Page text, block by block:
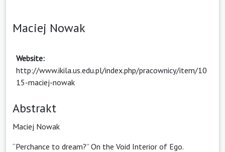
Maciej Nowak
Website:
http://www.ikila.us.edu.pl/index.php/pracownicy/item/10
15-maciej-nowak
Abstrakt
Maciej Nowak
“Perchance to dream?” On the Void Interior of Ego.